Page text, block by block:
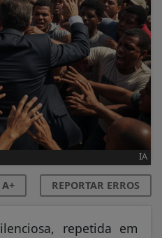
IA
A+ REPORTAR ERROS
repetida em